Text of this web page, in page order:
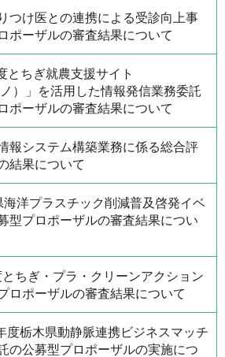
つけ医との連携による受診向上事
ポーザルの審査結果について
とちぎ就農支援サイト
ノ）」を活用した情報発信業務委託
ポーザルの審査結果について
報システム構築業務に係る総合評
結果について
洋プラスチック削減普及啓発イベ
型プロポーザルの審査結果につい
ちぎ・プラ・クリーンアクション
ロポーザルの審査結果について
度栃木県動静脈連携ビジネスマッチ
の公募型プロポーザルの実施につ